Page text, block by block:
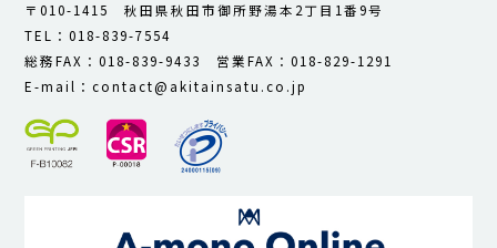
〒010-1415 秋田県秋田市御所野湯本2丁目1番9号
TEL：018-839-7554
総務FAX：018-839-9433 営業FAX：018-829-1291
E-mail：contact@akitainsatu.co.jp